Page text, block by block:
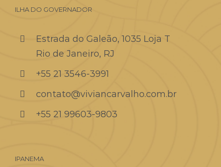
ILHA DO GOVERNADOR
Estrada do Galeão, 1035 Loja T
Rio de Janeiro, RJ
+55 21 3546-3991
contato@viviancarvalho.com.br
+55 21 99603-9803
IPANEMA